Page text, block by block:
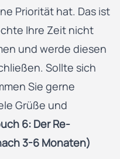
Priorität hat. Das ist
Ihre Zeit nicht
und werde diesen
Sollte sich
Sie gerne
Grüße und
6: Der Re-
3-6 Monaten)